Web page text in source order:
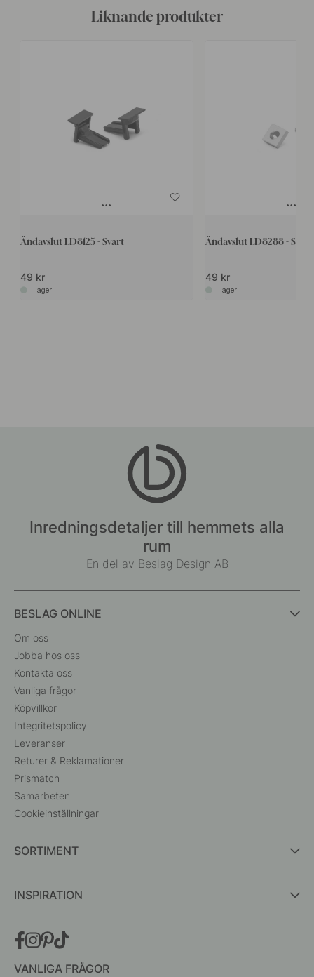
Liknande produkter
Ändavslut LD8125 - Svart
49 kr
I lager
Ändavslut LD8288 - Silver
49 kr
I lager
Inredningsdetaljer till hemmets alla
rum
En del av Beslag Design AB
BESLAG ONLINE
Om oss
Jobba hos oss
Kontakta oss
Vanliga frågor
Köpvillkor
Integritetspolicy
Leveranser
Returer & Reklamationer
Prismatch
Samarbeten
Cookieinställningar
SORTIMENT
INSPIRATION
VANLIGA FRÅGOR